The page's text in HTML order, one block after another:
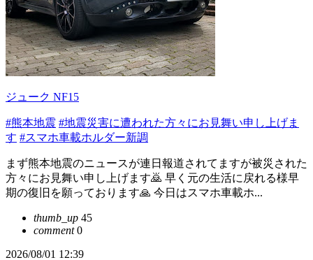
ジューク NF15
#熊本地震 #地震災害に遭われた方々にお見舞い申し上げま
す #スマホ車載ホルダー新調
まず熊本地震のニュースが連日報道されてますが被災された
方々にお見舞い申し上げます🙇 早く元の生活に戻れる様早
期の復旧を願っております🙏 今日はスマホ車載ホ...
thumb_up 45
comment0
2026/08/01 12:39